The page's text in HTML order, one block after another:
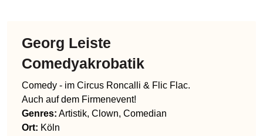
Georg Leiste
Comedyakrobatik
Comedy - im Circus Roncalli & Flic Flac.
Auch auf dem Firmenevent!
Genres: Artistik, Clown, Comedian
Ort: Köln